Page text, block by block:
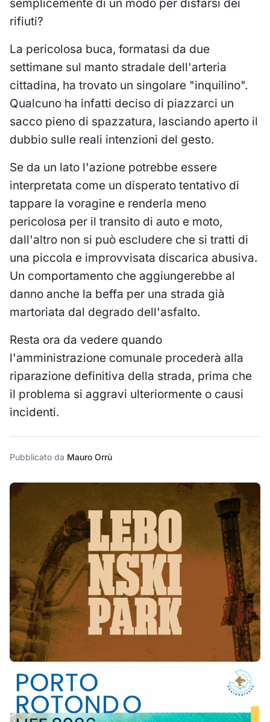
semplicemente di un modo per disfarsi dei
rifiuti?
La pericolosa buca, formatasi da due
settimane sul manto stradale dell'arteria
cittadina, ha trovato un singolare "inquilino".
Qualcuno ha infatti deciso di piazzarci un
sacco pieno di spazzatura, lasciando aperto il
dubbio sulle reali intenzioni del gesto.
Se da un lato l'azione potrebbe essere
interpretata come un disperato tentativo di
tappare la voragine e renderla meno
pericolosa per il transito di auto e moto,
dall'altro non si può escludere che si tratti di
una piccola e improvvisata discarica abusiva.
Un comportamento che aggiungerebbe al
danno anche la beffa per una strada già
martoriata dal degrado dell'asfalto.
Resta ora da vedere quando
l'amministrazione comunale procederà alla
riparazione definitiva della strada, prima che
il problema si aggravi ulteriormente o causi
incidenti.
Pubblicato da Mauro Orrù